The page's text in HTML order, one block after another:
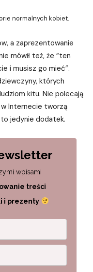
normalnych kobiet.
a zaprezentowanie
mówił też, że “ten
i musisz go mieć”.
których
kitu. Nie polecają
Internecie tworzą
jedynie dodatek.
wpisami
treści
i prezenty